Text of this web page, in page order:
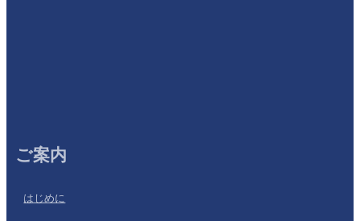
ご案内
はじめに